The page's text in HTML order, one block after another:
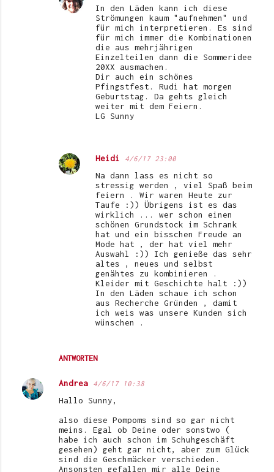
ANTWORTEN
In den Läden kann ich diese
Strömungen kaum "aufnehmen" und
für mich interpretieren. Es sind
für mich immer die Kombinationen
die aus mehrjährigen
Einzelteilen dann die Sommeridee
20XX ausmachen.
Dir auch ein schönes
Pfingstfest. Rudi hat morgen
Geburtstag. Da gehts gleich
weiter mit dem Feiern.
LG Sunny
Heidi 4/6/17 23:00
Na dann lass es nicht so
stressig werden , viel Spaß beim
feiern . Wir waren Heute zur
Taufe :)) Übrigens ist es das
wirklich ... wer schon einen
schönen Grundstock im Schrank
hat und ein bisschen Freude an
Mode hat , der hat viel mehr
Auswahl :)) Ich genieße das sehr
altes , neues und selbst
genähtes zu kombinieren .
Kleider mit Geschichte halt :))
In den Läden schaue ich schon
aus Recherche Gründen , damit
ich weis was unsere Kunden sich
wünschen .
Andrea 4/6/17 10:38
Hallo Sunny,
also diese Pompoms sind so gar nicht
meins. Egal ob Deine oder sonstwo (
habe ich auch schon im Schuhgeschäft
gesehen) geht gar nicht, aber zum Glück
sind die Geschmäcker verschieden.
Ansonsten gefallen mir alle Deine